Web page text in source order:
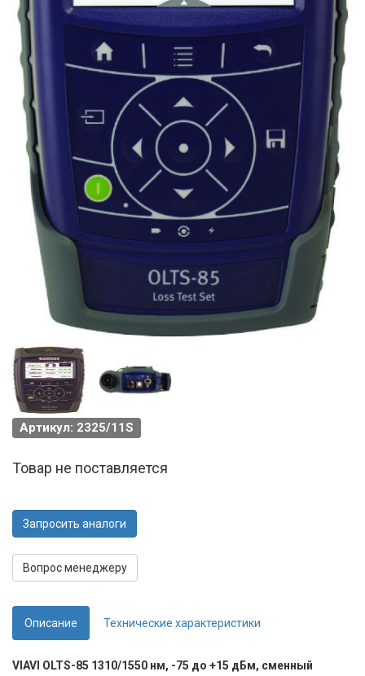
Артикул: 2325/11S
Товар не поставляется
Запросить аналоги
Вопрос менеджеру
Описание Технические характеристики
VIAVI OLTS-85 1310/1550 нм, -75 до +15 дБм, сменный